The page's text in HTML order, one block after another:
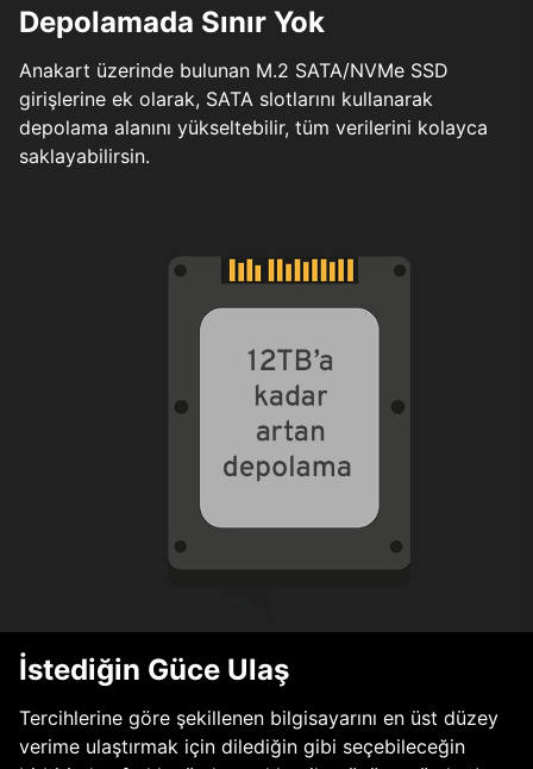
Depolamada Sınır Yok
Anakart üzerinde bulunan M.2 SATA/NVMe SSD
girişlerine ek olarak, SATA slotlarını kullanarak
depolama alanını yükseltebilir, tüm verilerini kolayca
saklayabilirsin.
İstediğin Güce Ulaş
Tercihlerine göre şekillenen bilgisayarını en üst düzey
verime ulaştırmak için dilediğin gibi seçebileceğin